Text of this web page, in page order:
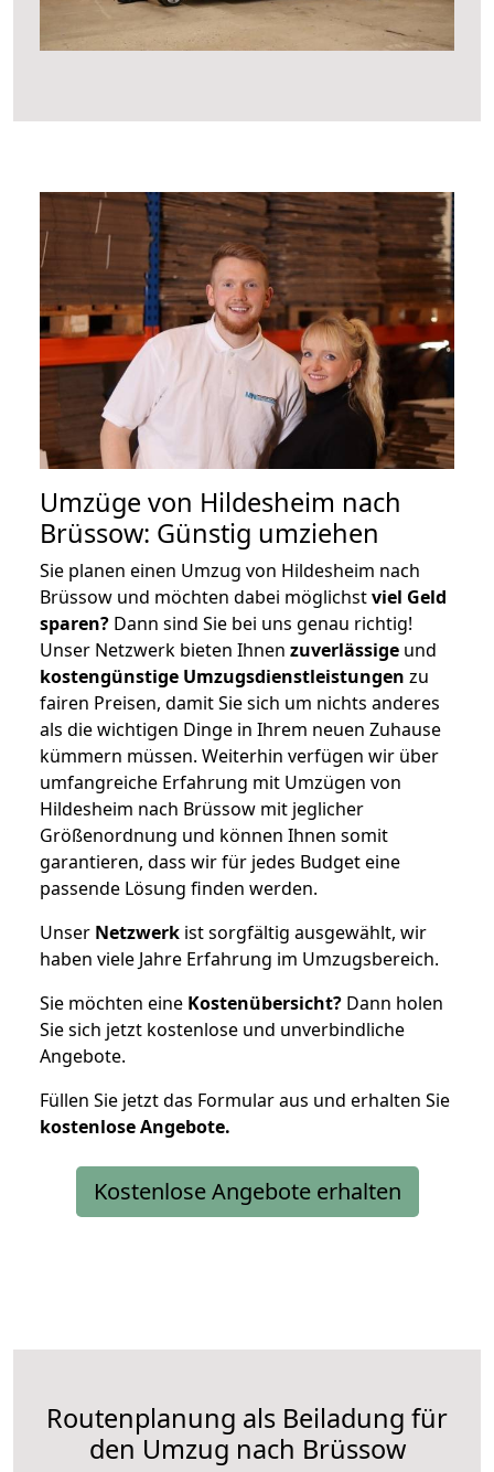
Umzüge von Hildesheim nach
Brüssow: Günstig umziehen
Sie planen einen Umzug von Hildesheim nach
Brüssow und möchten dabei möglichstviel Geld
sparen? Dann sind Sie bei uns genau richtig!
Unser Netzwerk bieten Ihnen zuverlässige und
kostengünstige Umzugsdienstleistungen zu
fairen Preisen, damit Sie sich um nichts anderes
als die wichtigen Dinge in Ihrem neuen Zuhause
kümmern müssen. Weiterhin verfügen wir über
umfangreiche Erfahrung mit Umzügen von
Hildesheim nach Brüssow mit jeglicher
Größenordnung und können Ihnen somit
garantieren, dass wir für jedes Budget eine
passende Lösung finden werden.
Unser Netzwerk ist sorgfältig ausgewählt, wir
haben viele Jahre Erfahrung im Umzugsbereich.
Sie möchten eine Kostenübersicht? Dann holen
Sie sich jetzt kostenlose und unverbindliche
Angebote.
Füllen Sie jetzt das Formular aus und erhalten Sie
kostenloseAngebote.
Kostenlose Angebote erhalten
Routenplanung als Beiladung für
den Umzug nach Brüssow